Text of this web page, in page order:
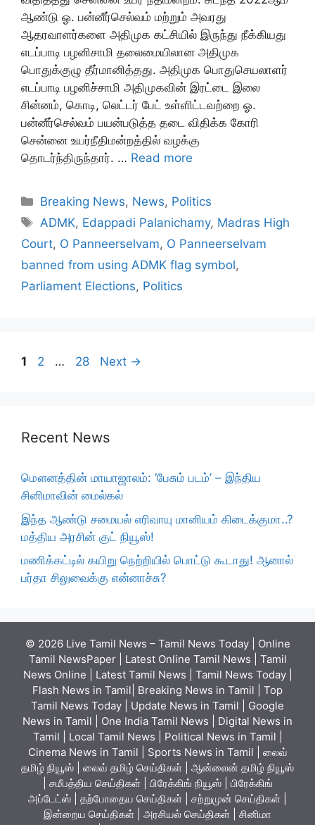
ஆண்டு ஓ. பன்னீர்செல்வம் மற்றும் அவரது
ஆதரவாளர்களை அதிமுக கட்சியில் இருந்து நீக்கியது
எடப்பாடி பழனிசாமி தலைமையிலான அதிமுக
பொதுக்குழு தீர்மானித்தது. அதிமுக பொதுசெயலாளர்
எடப்பாடி பழனிச்சாமி அதிமுகவின் இரட்டை இலை
சின்னம், கொடி, லெட்டர் பேட் உள்ளிட்டவற்றை ஓ.
பன்னீர்செல்வம் பயன்படுத்த தடை விதிக்க கோரி
சென்னை உயர்நீதிமன்றத்தில் வழக்கு
தொடர்ந்திருந்தார். … Read more
Categories
Breaking News, News, Politics
Tags
ADMK, Edappadi Palanichamy, Madras High
Court, O Panneerselvam, O Panneerselvam
banned from using ADMK flag symbol,
Parliament Elections, Politics
Page
1 Page
2 … Page
28 Next →
Recent News
மௌனத்தின் மாயாஜாலம்: ‘பேசும் படம்’ – இந்திய
சினிமாவின் மைல்கல்
இந்த ஆண்டு சமையல் எரிவாயு மானியம் கிடைக்குமா..?
மத்திய அரசின் குட் நியூஸ்!
மணிக்கட்டில் கயிறு நெற்றியில் பொட்டு கூடாது! ஆனால்
பர்தா சிலுவைக்கு என்னாச்சு?
© 2026 Live Tamil News – Tamil News Today | Online
Tamil NewsPaper | Latest Online Tamil News | Tamil
News Online | Latest Tamil News | Tamil News Today |
Flash News in Tamil| Breaking News in Tamil | Top
Tamil News Today | Update News in Tamil | Google
News in Tamil | One India Tamil News | Digital News in
Tamil | Local Tamil News | Political News in Tamil |
Cinema News in Tamil | Sports News in Tamil | லைவ்
தமிழ் நியூஸ் | லைவ் தமிழ் செய்திகள் | ஆன்லைன் தமிழ் நியூஸ்
| சமீபத்திய செய்திகள் | பிரேக்கிங் நியூஸ் | பிரேக்கிங்
அப்டேட்ஸ் | தற்போதைய செய்திகள் | சற்றுமுன் செய்திகள் |
இன்றைய செய்திகள் | அரசியல் செய்திகள் | சினிமா